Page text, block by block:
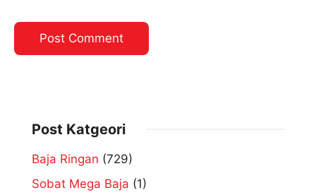
Post Katgeori
Baja Ringan (729)
Sobat Mega Baja (1)